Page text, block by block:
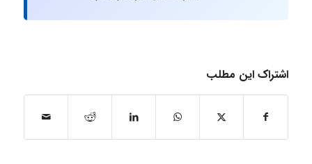
اشتراک این مطلب